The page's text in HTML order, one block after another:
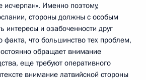
исчерпан». Именно поэтому,
стороны должны с особым
интересы и озабоченности друг
факта, что большинство тех проблем,
обращает внимание
еще требуют оперативного
внимание латвийской стороны